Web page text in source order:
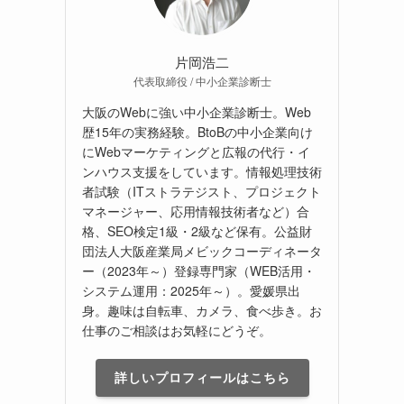
片岡浩二
代表取締役 / 中小企業診断士
大阪のWebに強い中小企業診断士。Web
歴15年の実務経験。BtoBの中小企業向け
にWebマーケティングと広報の代行・イ
ンハウス支援をしています。情報処理技術
者試験（ITストラテジスト、プロジェクト
マネージャー、応用情報技術者など）合
格、SEO検定1級・2級など保有。公益財
団法人大阪産業局メビックコーディネータ
ー（2023年～）登録専門家（WEB活用・
システム運用：2025年～）。愛媛県出
身。趣味は自転車、カメラ、食べ歩き。お
仕事のご相談はお気軽にどうぞ。
詳しいプロフィールはこちら